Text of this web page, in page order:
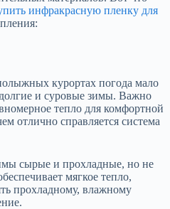
инфракрасную пленку для
курортах погода мало
и суровые зимы. Важно
тепло для комфортной
отлично справляется система
сырые и прохладные, но не
мягкое тепло,
прохладному, влажному